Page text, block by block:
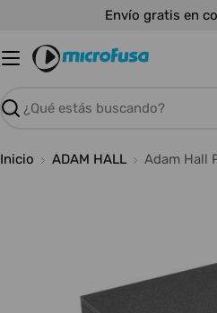
contenido
Envío gratis en
Buscar
Inicio ADAM HALL Adam Hall